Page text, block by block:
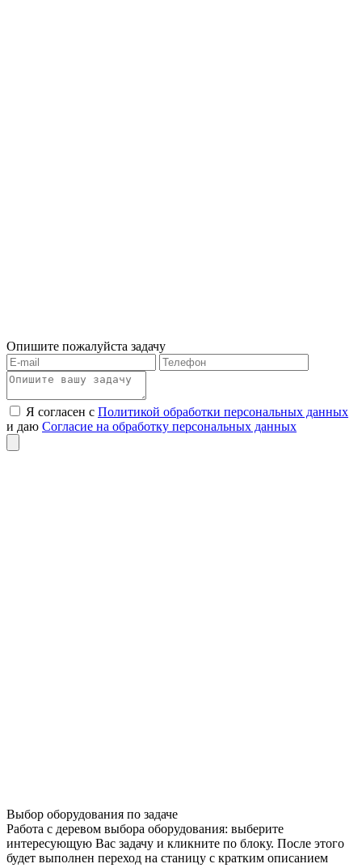
Опишите пожалуйста задачу
Я согласен с Политикой обработки персональных данных
и даю Согласие на обработку персональных данных
Выбор оборудования по задаче
Работа с деревом выбора оборудования: выберите
интересующую Вас задачу и кликните по блоку. После этого
будет выполнен переход на станицу с кратким описанием